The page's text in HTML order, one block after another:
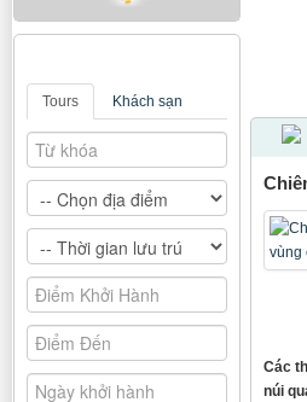
Tours Khách sạn
Du
Các
núi